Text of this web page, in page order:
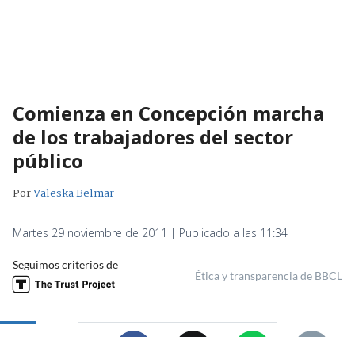
Comienza en Concepción marcha
de los trabajadores del sector
público
PorValeska Belmar
Martes 29 noviembre de 2011 | Publicado a las 11:34
Seguimos criterios de
Ética y transparencia de BBCL